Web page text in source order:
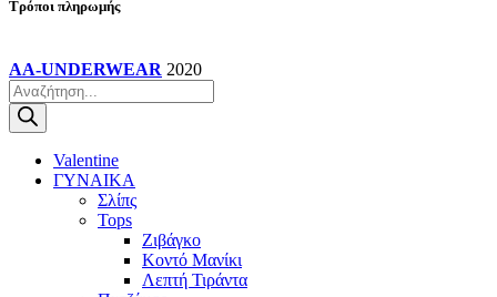
Τρόποι πληρωμής
AA-UNDERWEAR 2020
Products
search
Valentine
ΓΥΝΑΙΚΑ
Σλίπς
Tops
Ζιβάγκο
Κοντό Μανίκι
Λεπτή Τιράντα